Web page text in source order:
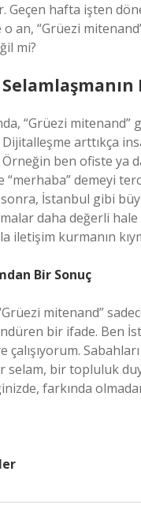
Geçen hafta işten
o an, “Grüezi
mi?
“Grüezi
arttıkça
ben ofiste ya
“merhaba” demeyi
İstanbul gibi
daha değerli
iletişim kurmanın
Bir Sonuç
mitenand”
bir ifade. Ben
çalışıyorum.
selam, bir topluluk
farkında